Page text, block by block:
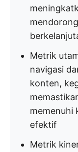
Metrik
navigasi
konten,
memenuhi
efektif
Metrik